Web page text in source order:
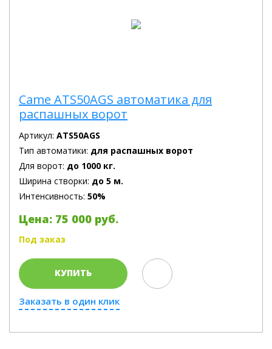
Came ATS50AGS автоматика для
распашных ворот
Артикул: ATS50AGS
Тип автоматики: для распашных ворот
Для ворот: до 1000 кг.
Ширина створки: до 5 м.
Интенсивность: 50%
Цена: 75 000 руб.
Под заказ
КУПИТЬ
Заказать в один клик